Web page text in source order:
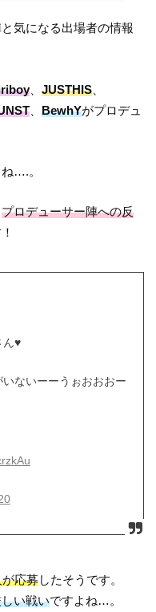
気になる出場者の情報
、JUSTHIS
、BewhYがプロデュ
….。
プロデューサー陣への反
ん♥
ないーーうぉおおおー
応募したそうです。
い戦いですよね…。